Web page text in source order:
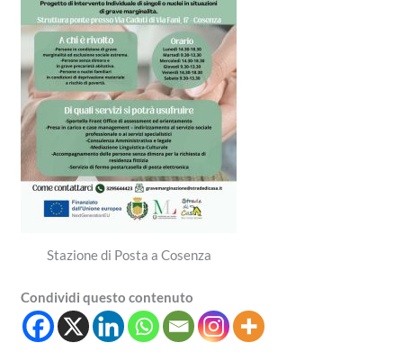
Stazione di Posta a Cosenza
Condividi questo contenuto